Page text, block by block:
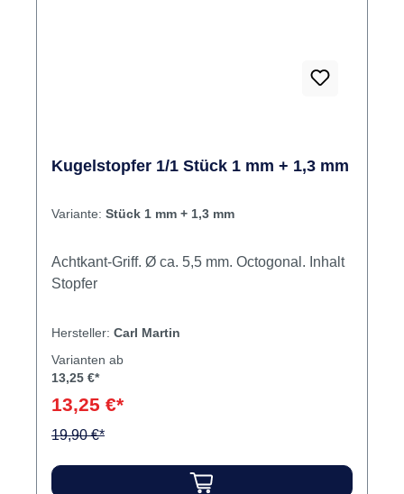
Kugelstopfer 1/1 Stück 1 mm + 1,3 mm
Variante: Stück 1 mm + 1,3 mm
Achtkant-Griff. Ø ca. 5,5 mm. Octogonal. Inhalt
Stopfer
Hersteller: Carl Martin
Varianten ab
13,25 €*
13,25 €*
19,90 €*